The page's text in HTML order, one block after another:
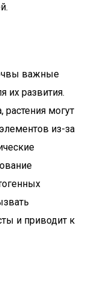
важные
их развития.
растения могут
из-за
и приводит к